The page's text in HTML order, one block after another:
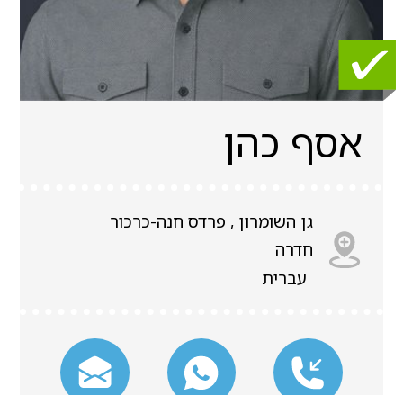
אסף כהן
גן השומרון , פרדס חנה-כרכור
חדרה
עברית